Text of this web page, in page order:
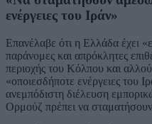
ενέργειες του Ιράν»
Επανέλαβε ότι η Ελλάδα έχει
παράνομες και απρόκλητες
περιοχής του Κόλπου και
«οποιεσδήποτε ενέργειες του
ανεμπόδιστη διέλευση
Ορμούζ πρέπει να